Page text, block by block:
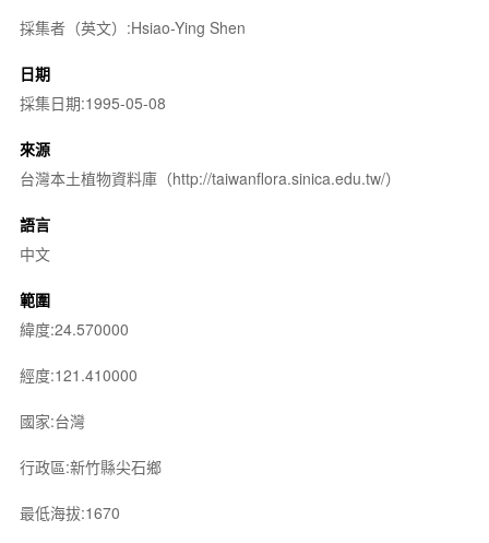
採集者（英文）:Hsiao-Ying Shen
日期
採集日期:1995-05-08
來源
台灣本土植物資料庫（http://taiwanflora.sinica.edu.tw/）
語言
中文
範圍
緯度:24.570000
經度:121.410000
國家:台灣
行政區:新竹縣尖石鄉
最低海拔:1670